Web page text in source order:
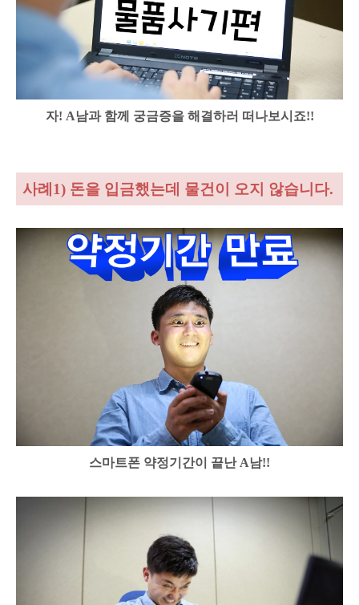
자! A남과 함께 궁금증을 해결하러 떠나보시죠!!
사례1) 돈을 입금했는데 물건이 오지 않습니다.
스마트폰 약정기간이 끝난 A남!!